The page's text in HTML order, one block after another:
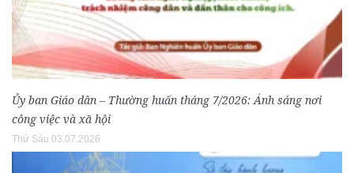
Ủy ban Giáo dân – Thường huấn tháng 7/2026: Ánh sáng nơi
công việc và xã hội
Thứ Sáu 03.07.2026